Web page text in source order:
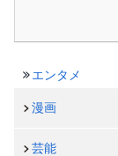
エンタメ
漫画
芸能